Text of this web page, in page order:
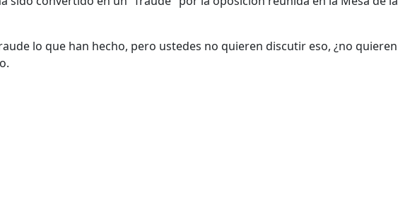
lo que han hecho, pero ustedes no quieren discutir eso, ¿no quieren